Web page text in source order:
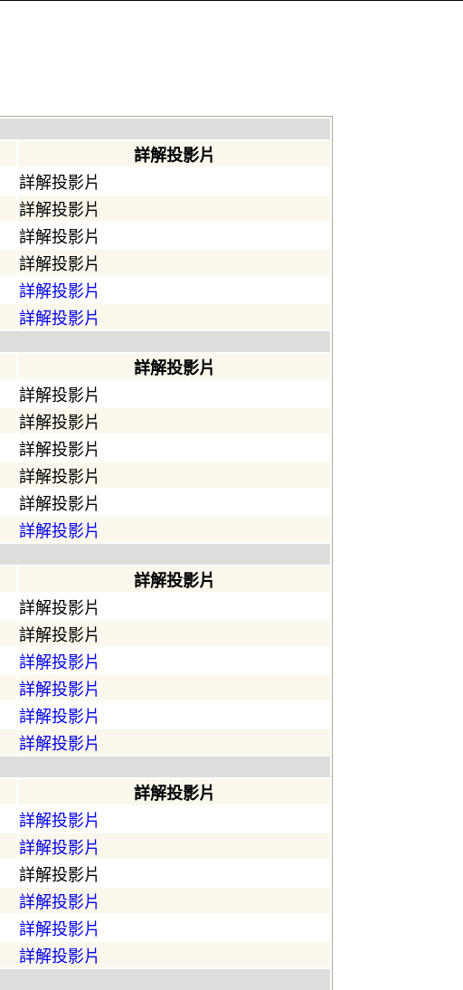
詳解投影片
詳解投影片
詳解投影片
詳解投影片
詳解投影片
詳解投影片
詳解投影片
詳解投影片
詳解投影片
詳解投影片
詳解投影片
詳解投影片
詳解投影片
詳解投影片
詳解投影片
詳解投影片
詳解投影片
詳解投影片
詳解投影片
詳解投影片
詳解投影片
詳解投影片
詳解投影片
詳解投影片
詳解投影片
詳解投影片
詳解投影片
詳解投影片